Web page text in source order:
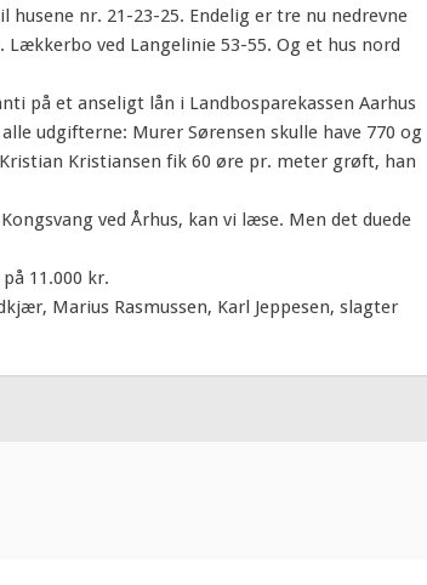
nr. 21-23-25. Endelig er tre nu nedrevne
Lækkerbo ved Langelinie 53-55. Og et hus nord
på et anseligt lån i Landbosparekassen Aarhus
udgifterne: Murer Sørensen skulle have 770 og
Kristiansen fik 60 øre pr. meter grøft, han
ved Århus, kan vi læse. Men det duede
11.000 kr.
Marius Rasmussen, Karl Jeppesen, slagter